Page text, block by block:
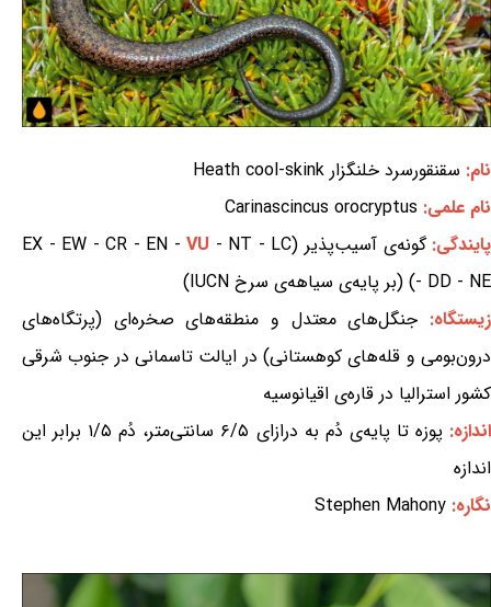
نام: سقنقورسرد خلنگزار Heath cool-skink
نام علمی: Carinascincus orocryptus
پایندگی:گونه‌ی آسیب‌پذیر (EX - EW - CR - EN - VU - NT - LC
- DD - NE) (بر پایه‌ی سیاهه‌ی سرخ IUCN)
زیستگاه: جنگل‌های معتدل و منطقه‌های صخره‌ای (پرتگاه‌های
درون‌بومی و قله‌های کوهستانی) در ایالت تاسمانی در جنوب شرقی
کشور استرالیا در قاره‌ی اقیانوسیه
اندازه:
پوزه تا پایه‌ی دُم به درازای ۶/۵ سانتی‌متر، دُم ۱/۵ برابر این
اندازه
نگاره: Stephen Mahony